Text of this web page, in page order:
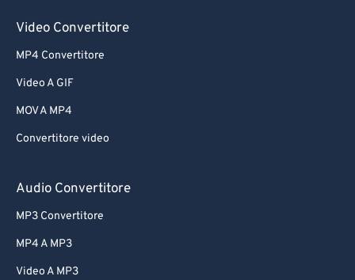
Video Convertitore
MP4 Convertitore
Video A GIF
MOV A MP4
Convertitore video
Audio Convertitore
MP3 Convertitore
MP4 A MP3
Video A MP3